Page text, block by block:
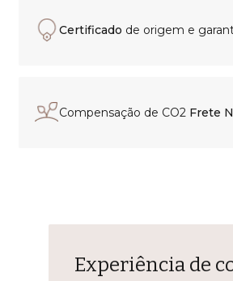
Certificado de origem e
Compensação de CO2 Frete
Experiência de